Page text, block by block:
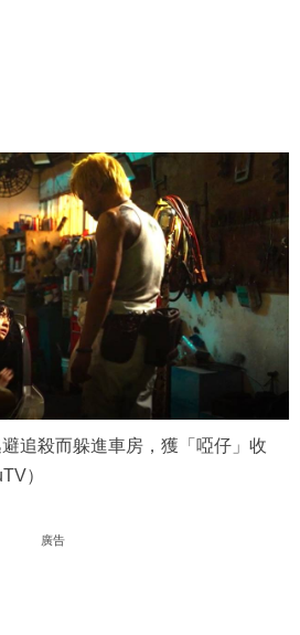
追殺而躲進車房，獲「啞仔」收
）
廣告